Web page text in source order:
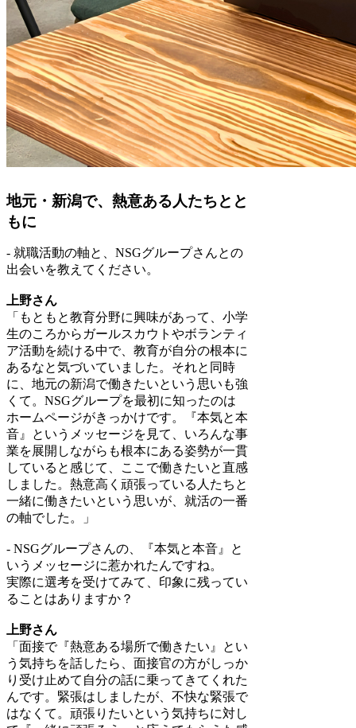
地元・新潟で、熱意ある人たちとと
もに
- 就職活動の軸と、NSGグループさんとの
出会いを教えてください。
上野さん
「もともと教育分野に興味があって、小学
生のころからガールスカウトやボランティ
ア活動を続ける中で、教育が自分の根本に
あるなと気づいていました。それと同時
に、地元の新潟で働きたいという思いも強
くて。NSGグループを最初に知ったのは
ホームページがきっかけです。『本気と本
音』というメッセージを見て、いろんな事
業を展開しながらも根本にある姿勢が一貫
していると感じて、ここで働きたいと直感
しました。熱意高く頑張っている人たちと
一緒に働きたいという思いが、就活の一番
の軸でした。」
- NSGグループさんの、『本気と本音』と
いうメッセージに惹かれたんですね。
実際に選考を受けてみて、印象に残ってい
ることはありますか？
上野さん
「面接で『熱意ある場所で働きたい』とい
う気持ちを話したら、面接官の方がしっか
り受け止めて自分の話に乗ってきてくれた
んです。緊張はしましたが、不快な緊張で
はなくて。頑張りたいという気持ちに対し